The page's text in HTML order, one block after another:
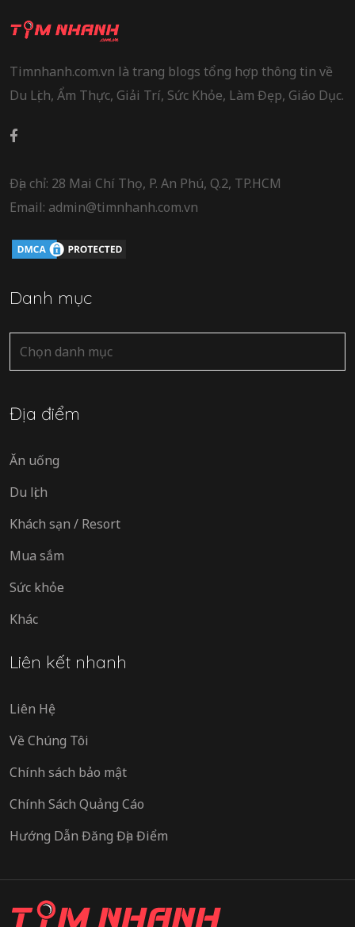
Timnhanh.com.vn là trang blogs tổng hợp thông tin về
Du Lịch, Ẩm Thực, Giải Trí, Sức Khỏe, Làm Đẹp, Giáo Dục.
Địa chỉ: 28 Mai Chí Thọ, P. An Phú, Q.2, TP.HCM
Email: admin@timnhanh.com.vn
Danh mục
Danh
mục
Địa điểm
Ăn uống
Du lịch
Khách sạn / Resort
Mua sắm
Sức khỏe
Khác
Liên kết nhanh
Liên Hệ
Về Chúng Tôi
Chính sách bảo mật
Chính Sách Quảng Cáo
Hướng Dẫn Đăng Địa Điểm